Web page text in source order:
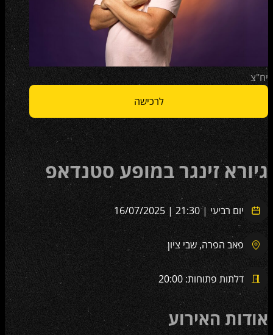
יח"צ
לרכישה
גיורא זינגר במופע סטנדאפ
יום רביעי | 21:30 | 16/07/2025
פאב הפרה, שבי ציון
דלתות פתוחות: 20:00
אודות האירוע